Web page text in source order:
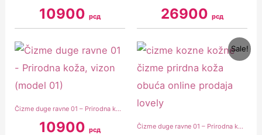
10900рсд 26900 рсд
Čizme duge ravne 01 – Prirodna koža, vizon (model 01)
10900рсд
Sale!
Čizme duge ravne 01 – Prirodna koža – Maslinaste (36)
Original
price
was:
10900 рсд.
Current
price
6900 рсд.